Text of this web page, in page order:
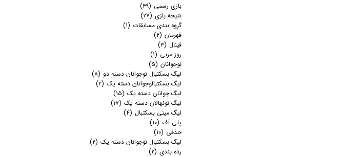
بازی رسمی (۳۹)
نتیجه بازی (۲۷)
گروه بندی مسابقات (۱)
قهرمان (۲)
فینال (۳)
روز مربی (۱)
نوجوانان (۵)
لیگ بسکتبال نوجوانان دسته دو (۸)
لیگ بسکتبالوجوانان دسته یک (۲)
لیگ جوانان دسته یک (۱۵)
لیگ نونهالان دسته یک (۱۷)
لیگ مینی بسکتبال (۴)
پلی آف (۱۰)
حذفی (۱۰)
لیگ بسکتبال نوجوانان دسته یک (۲)
رده بندی (۲)